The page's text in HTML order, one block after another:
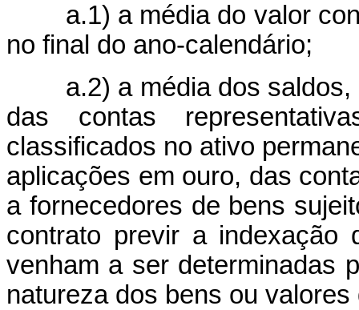
a.1) a média do valor
no final do ano-calendário;
a.2) a média dos saldos,
das contas
classificados no ativo
aplicações em ouro, das
a fornecedores de bens
contrato previr a
venham a ser determinadas
natureza dos bens ou